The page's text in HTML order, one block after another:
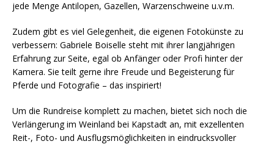
jede Menge Antilopen, Gazellen, Warzenschweine u.v.m.
Zudem gibt es viel Gelegenheit, die eigenen Fotokünste zu
verbessern: Gabriele Boiselle steht mit ihrer langjährigen
Erfahrung zur Seite, egal ob Anfänger oder Profi hinter der
Kamera. Sie teilt gerne ihre Freude und Begeisterung für
Pferde und Fotografie – das inspiriert!
Um die Rundreise komplett zu machen, bietet sich noch die
Verlängerung im Weinland bei Kapstadt an, mit exzellenten
Reit-, Foto- und Ausflugsmöglichkeiten in eindrucksvoller